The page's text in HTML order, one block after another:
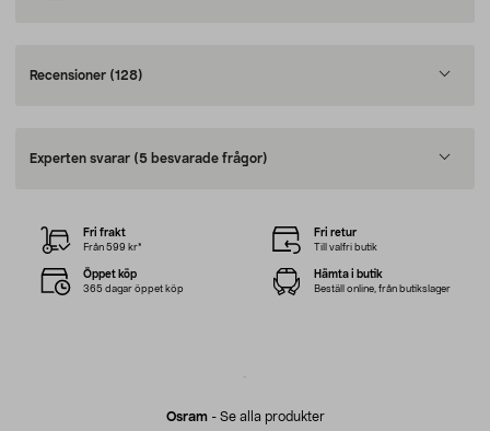
Recensioner (128)
Experten svarar (5 besvarade frågor)
Osram- Se alla produkter
Fri frakt
Från 599 kr*
Fri retur
Till valfri butik
Öppet köp
365 dagar öppet köp
Hämta i butik
Beställ online, från butikslager